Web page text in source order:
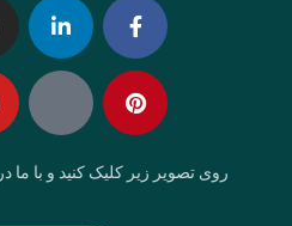
Facebook-
f
in
Pinterest
روی تصویر زیر کلیک کنید و با ما